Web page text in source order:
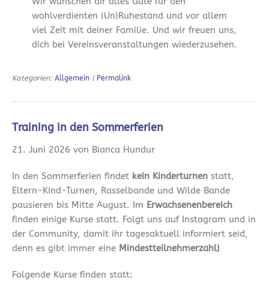
wohlverdienten (Un)Ruhestand und vor allem
viel Zeit mit deiner Familie. Und wir freuen uns,
dich bei Vereinsveranstaltungen wiederzusehen.
Kategorien: Allgemein | Permalink
Training in den Sommerferien
21. Juni 2026 von Bianca Hundur
In den Sommerferien findet kein Kinderturnen statt,
Eltern-Kind-Turnen, Rasselbande und Wilde Bande
pausieren bis Mitte August. Im Erwachsenenbereich
finden einige Kurse statt. Folgt uns auf Instagram und in
der Community, damit ihr tagesaktuell informiert seid,
denn es gibt immer eine Mindestteilnehmerzahl)
Folgende Kurse finden statt: